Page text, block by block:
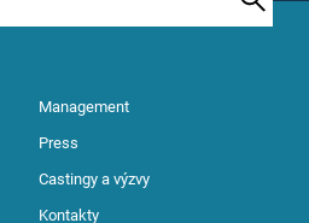
Management
Press
Castingy a výzvy
Kontakty